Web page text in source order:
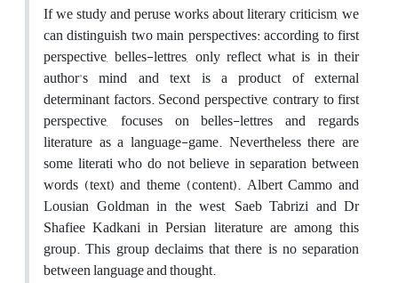
If we study and peruse works about literary criticism, we
can distinguish two main perspectives: according to first
perspective, belles-lettres, only reflect what is in their
author's mind and text is a product of external
determinant factors. Second perspective, contrary to first
perspective, focuses on belles-lettres and regards
literature as a language-game. Nevertheless there are
some literati who do not believe in separation between
words (text) and theme (content). Albert Cammo and
Lousian Goldman in the west, Saeb Tabrizi and Dr
Shafiee Kadkani in Persian literature are among this
group. This group declaims that there is no separation
between language and thought.